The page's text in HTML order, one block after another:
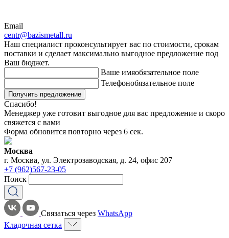
Email
centr@bazismetall.ru
Наш специалист проконсультирует вас по стоимости, срокам
поставки и сделает максимально выгодное предложение под
Ваш бюджет.
Ваше имяобязательное поле
Телефонобязательное поле
Получить предложение
Спасибо!
Менеджер уже готовит выгодное для вас предложение и скоро
свяжется с вами
Форма обновится повторно через 6 сек.
Москва
г. Москва, ул. Электрозаводская, д. 24, офис 207
+7 (962)567-23-05
Поиск
Связаться через WhatsApp
Кладочная сетка